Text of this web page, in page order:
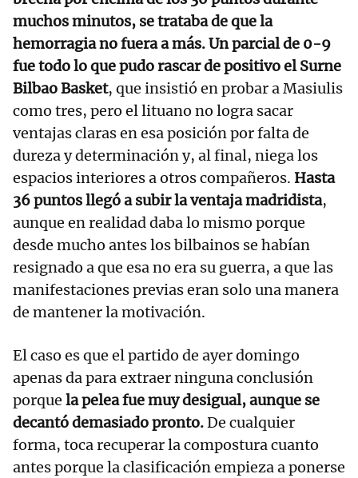
muchos minutos, se trataba de que la
hemorragia no fuera a más. Un parcial de 0-9
fue todo lo que pudo rascar de positivo el Surne
Bilbao Basket, que insistió en probar a Masiulis
como tres, pero el lituano no logra sacar
ventajas claras en esa posición por falta de
dureza y determinación y, al final, niega los
espacios interiores a otros compañeros. Hasta
36 puntos llegó a subir la ventaja madridista,
aunque en realidad daba lo mismo porque
desde mucho antes los bilbainos se habían
resignado a que esa no era su guerra, a que las
manifestaciones previas eran solo una manera
de mantener la motivación.
El caso es que el partido de ayer domingo
apenas da para extraer ninguna conclusión
porque la pelea fue muy desigual, aunque se
decantó demasiado pronto.De cualquier
forma, toca recuperar la compostura cuanto
antes porque la clasificación empieza a ponerse